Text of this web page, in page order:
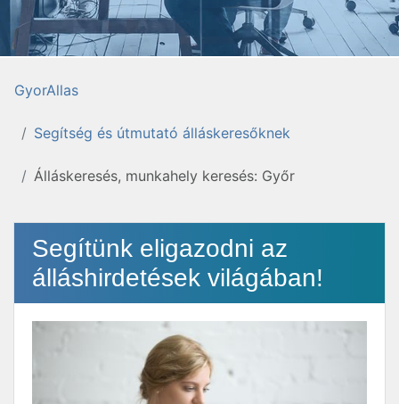
GyorAllas
Segítség és útmutató álláskeresőknek
Álláskeresés, munkahely keresés: Győr
Segítünk eligazodni az
álláshirdetések világában!